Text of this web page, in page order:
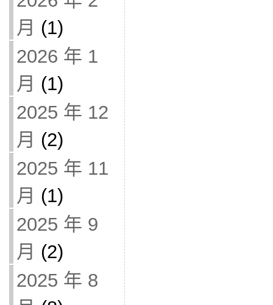
月 (1)
2026 年 1
月 (1)
2025 年 12
月 (2)
2025 年 11
月 (1)
2025 年 9
月 (2)
2025 年 8